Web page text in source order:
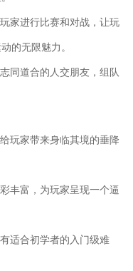
家进行比赛和对战，让玩
的无限魅力。
同道合的人交朋友，组队
玩家带来身临其境的垂降
丰富，为玩家呈现一个逼
适合初学者的入门级难